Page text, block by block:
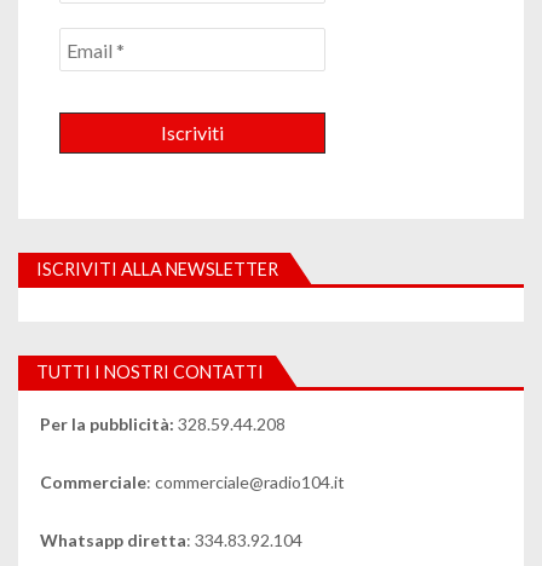
ISCRIVITI ALLA NEWSLETTER
TUTTI I NOSTRI CONTATTI
Per la pubblicità: 328.59.44.208
Commerciale: commerciale@radio104.it
Whatsapp diretta: 334.83.92.104